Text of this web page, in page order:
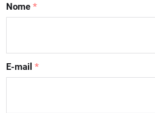
Nome *
E-mail *